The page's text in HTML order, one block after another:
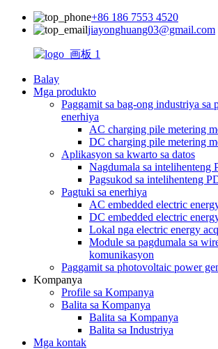
+86 186 7553 4520
jiayonghuang03@gmail.com
Balay
Mga produkto
Paggamit sa bag-ong industriya sa
enerhiya
AC charging pile metering
DC charging pile metering
Aplikasyon sa kwarto sa datos
Nagdumala sa intelihenteng
Pagsukod sa intelihenteng
Pagtuki sa enerhiya
AC embedded electric
DC embedded electric
Lokal nga electric energy
Module sa pagdumala sa
komunikasyon
Paggamit sa photovoltaic power
Kompanya
Profile sa Kompanya
Balita sa Kompanya
Balita sa Kompanya
Balita sa Industriya
Mga kontak